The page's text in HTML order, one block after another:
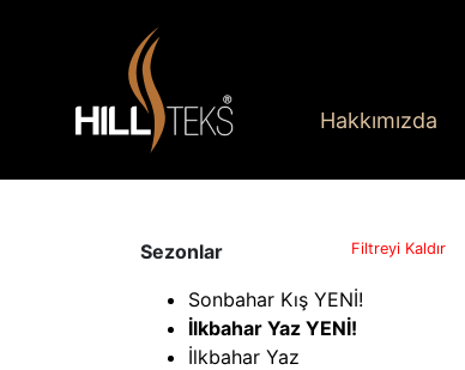
Hakkımızda
Sezonlar Filtreyi Kaldır
Sonbahar Kış YENİ!
İlkbahar Yaz YENİ!
İlkbahar Yaz